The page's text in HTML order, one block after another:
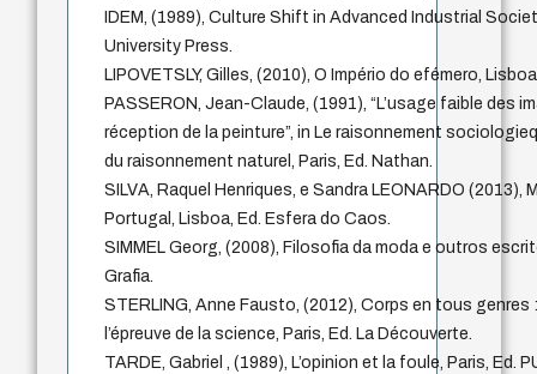
IDEM, (1989), Culture Shift in Advanced Industrial
University Press.
LIPOVETSLY, Gilles, (2010), O Império do efémero,
PASSERON, Jean-Claude, (1991), “L’usage faible des
réception de la peinture”, in Le raisonnement
du raisonnement naturel, Paris, Ed. Nathan.
SILVA, Raquel Henriques, e Sandra LEONARDO (2013),
Portugal, Lisboa, Ed. Esfera do Caos.
SIMMEL Georg, (2008), Filosofia da moda e outros
Grafia.
STERLING, Anne Fausto, (2012), Corps en tous genres
l’épreuve de la science, Paris, Ed. La Découverte.
TARDE, Gabriel , (1989), L’opinion et la foule, Paris, Ed.